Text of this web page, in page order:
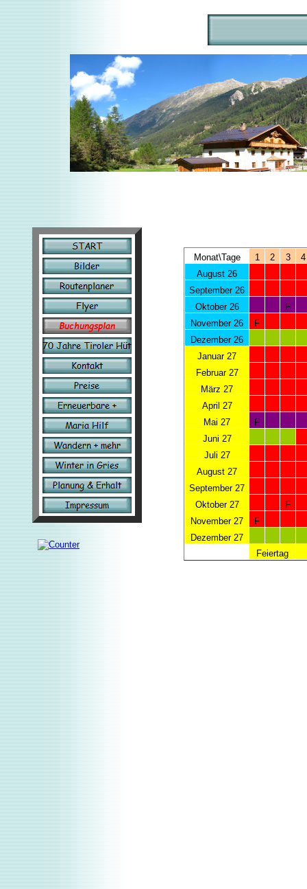
Monat\Tage 1 2 3
4
August 26
September 26
Oktober 26
F
November 26
F
Dezember 26
Januar 27
Februar 27
März 27
April 27
Mai 27
F
Juni 27
Juli 27
August 27
September 27
Oktober 27
F
November 27
F
Dezember 27
Feiertag